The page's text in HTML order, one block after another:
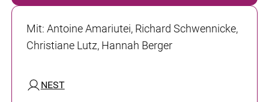
Mit: Antoine Amariutei, Richard Schwennicke,
Christiane Lutz, Hannah Berger
NEST